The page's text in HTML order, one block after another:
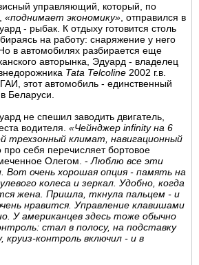
управляющий, который, по
«поднимает экономику» , отправился в
- рыбак. К отдыху готовится столь
на работу: снаряжение у него
в автомобилях разбирается еще
авторынка, Эдуард - владелец
Tata Telсоline 2002 г.в.
этот автомобиль - единственный
Беларуси.
не спешил заводить двигатель,
водителя. «Чейнджер infinity на 6
трехзонный климат, навигационный
про себя перечисляет бортовое
Олегом. - Люблю все эти
Вот очень хорошая опция - память на
колеса и зеркал. Удобно, когда
жена. Пришла, ткнула пальцем - и
нравится. Управление клавишами
У американцев здесь тоже обычно
стал в полосу, на подставку
круиз-контроль включил - и в